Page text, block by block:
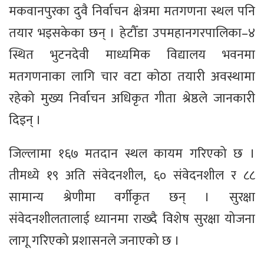
मकवानपुरका दुवै निर्वाचन क्षेत्रमा मतगणना स्थल पनि
तयार भइसकेका छन् । हेटौँडा उपमहानगरपालिका–४
स्थित भुटनदेवी माध्यमिक विद्यालय भवनमा
मतगणनाका लागि चार वटा कोठा तयारी अवस्थामा
रहेको मुख्य निर्वाचन अधिकृत गीता श्रेष्ठले जानकारी
दिइन् ।
जिल्लामा १६७ मतदान स्थल कायम गरिएको छ ।
तीमध्ये १९ अति संवेदनशील, ६० संवेदनशील र ८८
सामान्य श्रेणीमा वर्गीकृत छन् । सुरक्षा
संवेदनशीलतालाई ध्यानमा राख्दै विशेष सुरक्षा योजना
लागू गरिएको प्रशासनले जनाएको छ ।